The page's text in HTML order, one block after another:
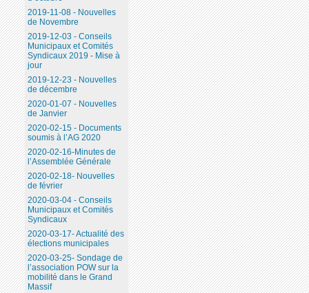
2019-11-08 - Nouvelles
de Novembre
2019-12-03 - Conseils
Municipaux et Comités
Syndicaux 2019 - Mise à
jour
2019-12-23 - Nouvelles
de décembre
2020-01-07 - Nouvelles
de Janvier
2020-02-15 - Documents
soumis à l’AG 2020
2020-02-16-Minutes de
l’Assemblée Générale
2020-02-18- Nouvelles
de février
2020-03-04 - Conseils
Municipaux et Comités
Syndicaux
2020-03-17- Actualité des
élections municipales
2020-03-25- Sondage de
l’association POW sur la
mobilité dans le Grand
Massif